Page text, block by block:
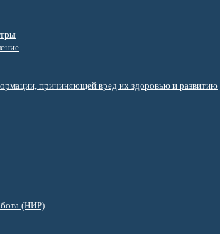
причиняющей вред их здоровью и развитию
(НИР)